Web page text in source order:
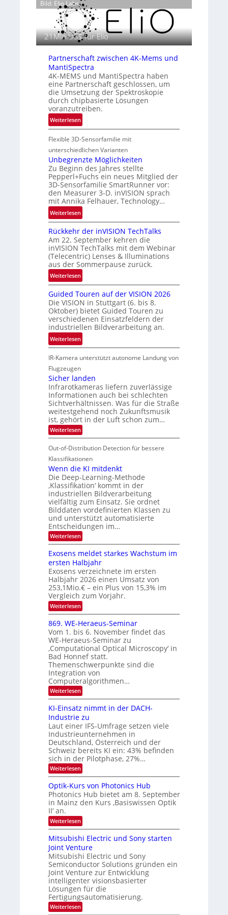
g
a
f
e
i
n
L
u
f
t
-
R
a
u
m
f
a
h
r
t
t
e
h
n
i
k
e
n
i
n
M
E
A
-
R
e
g
i
o
n
Bild: Elio Labs.
21Mio.US$ für Elio
Partnerschaft zwischen 4K-Mems und
MantiSpectra
4K-MEMS und MantiSpectra haben
eine Partnerschaft geschlossen, um
die Umsetzung der Spektroskopie
durch chipbasierte Lösungen
voranzutreiben.
Weiterlesen:
P
a
r
t
n
e
r
s
c
h
t
z
w
i
s
c
h
e
n
4
K
M
e
m
s
u
n
d
M
a
n
t
i
S
p
e
c
t
r
a
Flexible 3D-Sensorfamilie mit
unterschiedlichen Varianten
Unbegrenzte Möglichkeiten
Zu Beginn des Jahres stellte
Pepperl+Fuchs ein neues Mitglied der
3D-Sensorfamilie SmartRunner vor:
den Measurer 3-D. inVISION sprach
mit Annika Felhauer, Technology…
Weiterlesen:
U
n
b
e
g
r
e
z
t
e
M
ö
g
l
i
c
h
k
e
i
t
e
n
Rückkehr der inVISION TechTalks
Am 22. September kehren die
inVISION TechTalks mit dem Webinar
(Telecentric) Lenses & Illuminations
aus der Sommerpause zurück.
Weiterlesen:
R
ü
c
k
k
e
h
d
e
r
i
n
V
I
S
I
O
N
T
e
c
h
T
a
l
k
s
Guided Touren auf der VISION 2026
Die VISION in Stuttgart (6. bis 8.
Oktober) bietet Guided Touren zu
verschiedenen Einsatzfeldern der
industriellen Bildverarbeitung an.
Weiterlesen:
G
u
i
d
e
d
T
o
u
r
e
u
f
d
e
r
V
I
S
I
O
N
2
0
2
6
IR-Kamera unterstützt autonome Landung von
Flugzeugen
Sicher landen
Infrarotkameras liefern zuverlässige
Informationen auch bei schlechten
Sichtverhältnissen. Was für die Straße
weitestgehend noch Zukunftsmusik
ist, gehört in der Luft schon zum…
Weiterlesen:
S
c
h
r
l
a
n
d
e
n
Out-of-Distribution Detection für bessere
Klassifikationen
Wenn die KI mitdenkt
Die Deep-Learning-Methode
‚Klassifikation‘ kommt in der
industriellen Bildverarbeitung
vielfältig zum Einsatz. Sie ordnet
Bilddaten vordefinierten Klassen zu
und unterstützt automatisierte
Entscheidungen im…
Weiterlesen:
W
n
n
d
i
e
K
I
m
i
t
d
e
n
k
t
Exosens meldet starkes Wachstum im
ersten Halbjahr
Exosens verzeichnete im ersten
Halbjahr 2026 einen Umsatz von
253,1Mio.€ – ein Plus von 15,3% im
Vergleich zum Vorjahr.
Weiterlesen:
E
x
o
s
e
n
s
m
e
l
d
e
t
s
t
a
r
k
e
s
W
a
c
h
s
t
u
m
m
e
s
t
e
n
H
a
l
b
j
a
h
869. WE-Heraeus-Seminar
Vom 1. bis 6. November findet das
WE-Heraeus-Seminar zu
‚Computational Optical Microscopy‘ in
Bad Honnef statt.
Themenschwerpunkte sind die
Integration von
Computeralgorithmen…
Weiterlesen:
8
9
.
W
E
-
H
e
r
a
e
u
s
-
S
m
i
a
r
KI-Einsatz nimmt in der DACH-
Industrie zu
Laut einer IFS-Umfrage setzen viele
Industrieunternehmen in
Deutschland, Österreich und der
Schweiz bereits KI ein: 43% befinden
sich in der Pilotphase, 27%…
Weiterlesen:
K
-
E
i
s
a
t
z
n
i
m
m
t
i
n
d
e
r
Optik-Kurs von Photonics Hub
Photonics Hub bietet am 8. September
in Mainz den Kurs ‚Basiswissen Optik
II‘ an.
Weiterlesen:
O
p
t
i
k
-
K
u
r
s
v
o
n
Mitsubishi Electric und Sony starten
Joint Venture
Mitsubishi Electric und Sony
Semiconductor Solutions gründen ein
Joint Venture zur Entwicklung
intelligenter visionsbasierter
Lösungen für die
Fertigungsautomatisierung.
Weiterlesen:
M